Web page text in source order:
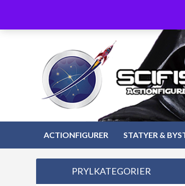
innehåll
Öppet
ACTIONFIGURER STATYER &
PRYLKATEGORIER